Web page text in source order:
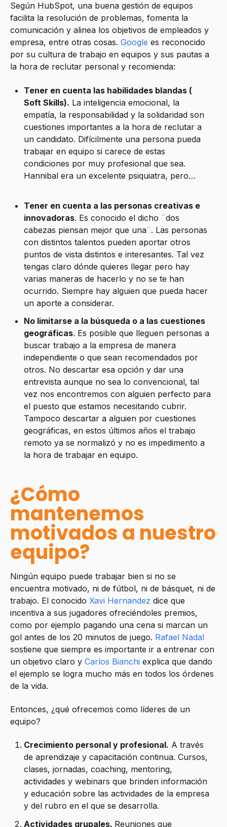
Según HubSpot, una buena gestión de equipos
facilita la resolución de problemas, fomenta la
comunicación y alinea los objetivos de empleados y
empresa, entre otras cosas. Google es reconocido
por su cultura de trabajo en equipos y sus pautas a
la hora de reclutar personal y recomienda:
Tener en cuenta las habilidades blandas (
Soft Skills). La inteligencia emocional, la
empatía, la responsabilidad y la solidaridad son
cuestiones importantes a la hora de reclutar a
un candidato. Difícilmente una persona pueda
trabajar en equipo si carece de estas
condiciones por muy profesional que sea.
Hannibal era un excelente psiquiatra, pero…
Tener en cuenta a las personas creativas e
innovadoras. Es conocido el dicho ¨dos
cabezas piensan mejor que una¨. Las personas
con distintos talentos pueden aportar otros
puntos de vista distintos e interesantes. Tal vez
tengas claro dónde quieres llegar pero hay
varias maneras de hacerlo y no se te han
ocurrido. Siempre hay alguien que pueda hacer
un aporte a considerar.
No limitarse a la búsqueda o a las cuestiones
geográficas. Es posible que lleguen personas a
buscar trabajo a la empresa de manera
independiente o que sean recomendados por
otros. No descartar esa opción y dar una
entrevista aunque no sea lo convencional, tal
vez nos encontremos con alguien perfecto para
el puesto que estamos necesitando cubrir.
Tampoco descartar a alguien por cuestiones
geográficas, en estos últimos años el trabajo
remoto ya se normalizó y no es impedimento a
la hora de trabajar en equipo.
¿Cómo
mantenemos
motivados a nuestro
equipo?
Ningún equipo puede trabajar bien si no se
encuentra motivado, ni de fútbol, ni de básquet, ni de
trabajo. El conocido Xavi Hernandez dice que
incentiva a sus jugadores ofreciéndoles premios,
como por ejemplo pagando una cena si marcan un
gol antes de los 20 minutos de juego. Rafael Nadal
sostiene que siempre es importante ir a entrenar con
un objetivo claro y Carlos Bianchi explica que dando
el ejemplo se logra mucho más en todos los órdenes
de la vida.
Entonces, ¿qué ofrecemos como líderes de un
equipo?
Crecimiento personal y profesional. A través
de aprendizaje y capacitación continua. Cursos,
clases, jornadas, coaching, mentoring,
actividades y webinars que brinden información
y educación sobre las actividades de la empresa
y del rubro en el que se desarrolla.
Actividades grupales. Reuniones que